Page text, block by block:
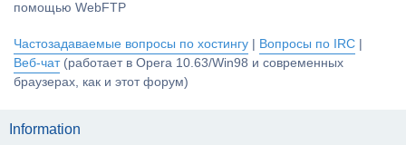
помощью WebFTP
Частозадаваемые вопросы по хостингу Вопросы по IRC
Веб-чат(работает в Opera 10.63/Win98 и современных
браузерах, как и этот форум)
Information